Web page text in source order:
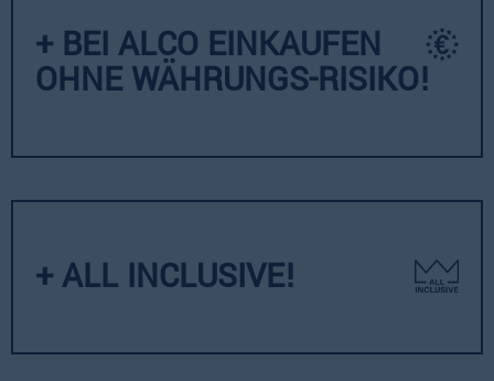
+ BEI ALCO EINKAUFEN
OHNE WÄHRUNGS-RISIKO!
+ ALL INCLUSIVE!